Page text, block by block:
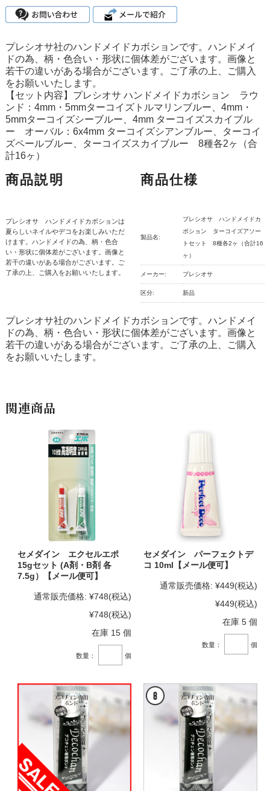
プレシオサ社のハンドメイドカボションです。ハンドメイ
ドの為、柄・色合い・形状に個体差がございます。画像と
若干の違いがある場合がございます。ご了承の上、ご購入
をお願いいたします。
【セット内容】プレシオサ ハンドメイドカボション ラウ
ンド：4mm・5mmターコイズトルマリンブルー、4mm・
5mmターコイズシーブルー、4mm ターコイズスカイブル
ー オーバル：6x4mm ターコイズシアンブルー、ターコイ
ズペールブルー、ターコイズスカイブルー 8種各2ヶ（合
計16ヶ）
商品説明
プレシオサ ハンドメイドカボションは
夏らしいネイルやデコをお楽しみいただ
けます。ハンドメイドの為、柄・色合
い・形状に個体差がございます。画像と
若干の違いがある場合がございます。ご
了承の上、ご購入をお願いいたします。
商品仕様
製品名:
プレシオサ ハンドメイドカ
ボション ターコイズアソー
トセット 8種各2ヶ（合計16
ヶ）
メーカー: プレシオサ
区分: 新品
プレシオサ社のハンドメイドカボションです。ハンドメイ
ドの為、柄・色合い・形状に個体差がございます。画像と
若干の違いがある場合がございます。ご了承の上、ご購入
をお願いいたします。
関連商品
セメダイン エクセルエポ
15gセット (A剤・B剤 各
7.5g）【メール便可】
通常販売価格: ¥748(税込)
¥748(税込)
在庫 15 個
数量： 個
セメダイン パーフェクトデ
コ 10ml【メール便可】
通常販売価格: ¥449(税込)
¥449(税込)
在庫 5 個
数量： 個